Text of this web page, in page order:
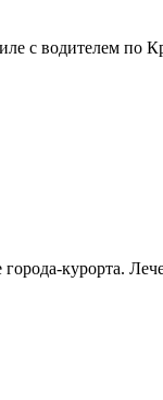
с водителем по
курорта.